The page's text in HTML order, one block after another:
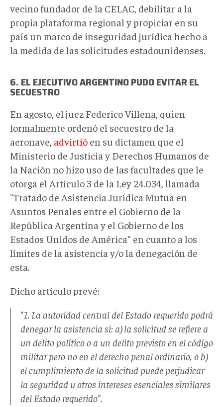
vecino fundador de la CELAC, debilitar a la
propia plataforma regional y propiciar en su
país un marco de inseguridad jurídica hecho a
la medida de las solicitudes estadounidenses.
6. EL EJECUTIVO ARGENTINO PUDO EVITAR EL
SECUESTRO
En agosto, el juez Federico Villena, quien
formalmente ordenó el secuestro de la
aeronave, advirtió en su dictamen que el
Ministerio de Justicia y Derechos Humanos de
la Nación no hizo uso de las facultades que le
otorga el Artículo 3 de la Ley 24.034, llamada
"Tratado de Asistencia Jurídica Mutua en
Asuntos Penales entre el Gobierno de la
República Argentina y el Gobierno de los
Estados Unidos de América" en cuanto a los
límites de la asistencia y/o la denegación de
esta.
Dicho artículo prevé:
"1. La autoridad central del Estado requerido podrá
denegar la asistencia si: a) la solicitud se refiere a
un delito político o a un delito previsto en el código
militar pero no en el derecho penal ordinario, o b)
el cumplimiento de la solicitud puede perjudicar
la seguridad u otros intereses esenciales similares
del Estado requerido".